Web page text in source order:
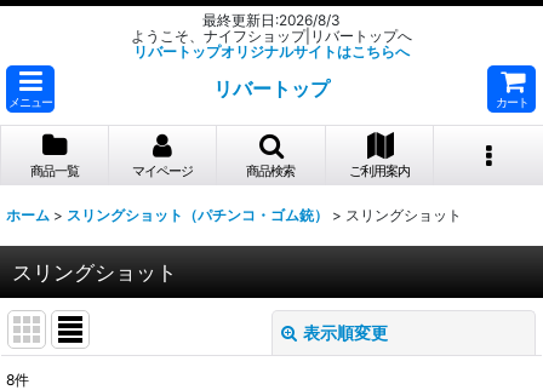
最終更新日:2026/8/3
ようこそ、ナイフショップ|リバートップへ
リバートップオリジナルサイトはこちらへ
メニュー
リバートップ
カート
商品一覧 マイページ 商品検索 ご利用案内
ホーム > スリングショット（パチンコ・ゴム銃） > スリングショット
スリングショット
表示順変更
8件